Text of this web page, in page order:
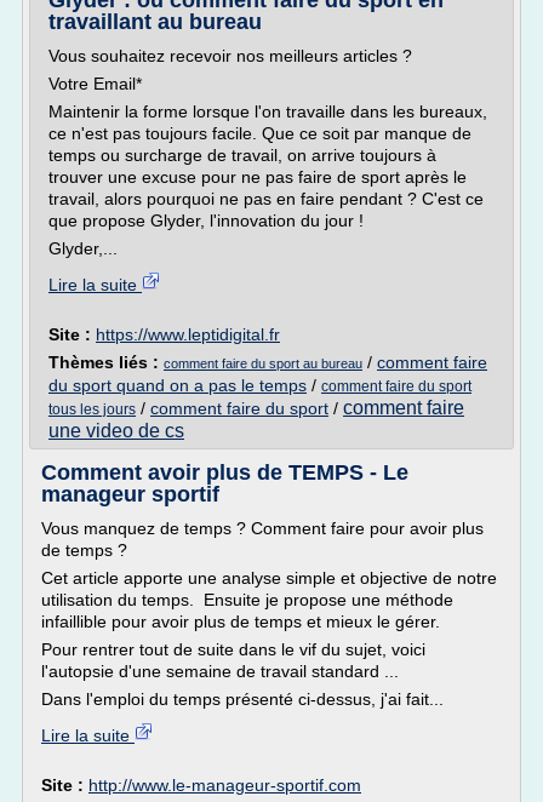
travaillant au bureau
Vous souhaitez recevoir nos meilleurs articles ?
Votre Email*
Maintenir la forme lorsque l'on travaille dans les bureaux,
ce n'est pas toujours facile. Que ce soit par manque de
temps ou surcharge de travail, on arrive toujours à
trouver une excuse pour ne pas faire de sport après le
travail, alors pourquoi ne pas en faire pendant ? C'est ce
que propose Glyder, l'innovation du jour !
Glyder,...
Lire la suite
Site : https://www.leptidigital.fr
Thèmes liés : comment faire du sport au bureau / comment faire
du sport quand on a pas le temps / comment faire du sport
tous les jours / comment faire du sport / comment faire
une video de cs
Comment avoir plus de TEMPS - Le
manageur sportif
Vous manquez de temps ? Comment faire pour avoir plus
de temps ?
Cet article apporte une analyse simple et objective de notre
utilisation du temps. Ensuite je propose une méthode
infaillible pour avoir plus de temps et mieux le gérer.
Pour rentrer tout de suite dans le vif du sujet, voici
l'autopsie d'une semaine de travail standard ...
Dans l'emploi du temps présenté ci-dessus, j'ai fait...
Lire la suite
Site : http://www.le-manageur-sportif.com